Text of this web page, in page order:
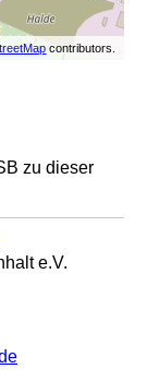
contributors.
zu dieser
e.V.